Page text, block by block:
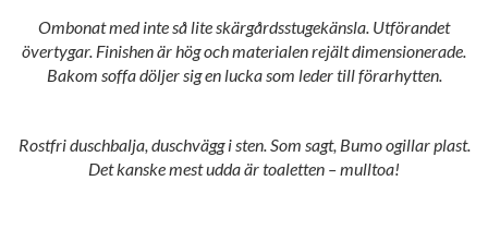
Ombonat med inte så lite skärgårdsstugekänsla. Utförandet
övertygar. Finishen är hög och materialen rejält dimensionerade.
Bakom soffa döljer sig en lucka som leder till förarhytten.
Rostfri duschbalja, duschvägg i sten. Som sagt, Bumo ogillar plast.
Det kanske mest udda är toaletten – mulltoa!